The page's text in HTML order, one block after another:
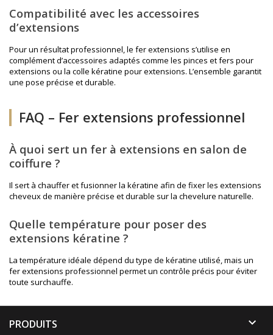
Compatibilité avec les accessoires
d’extensions
Pour un résultat professionnel, le fer extensions s’utilise en
complément d’accessoires adaptés comme les pinces et fers pour
extensions ou la colle kératine pour extensions. L’ensemble garantit
une pose précise et durable.
FAQ – Fer extensions professionnel
À quoi sert un fer à extensions en salon de
coiffure ?
Il sert à chauffer et fusionner la kératine afin de fixer les extensions
cheveux de manière précise et durable sur la chevelure naturelle.
Quelle température pour poser des
extensions kératine ?
La température idéale dépend du type de kératine utilisé, mais un
fer extensions professionnel permet un contrôle précis pour éviter
toute surchauffe.
PRODUITS 